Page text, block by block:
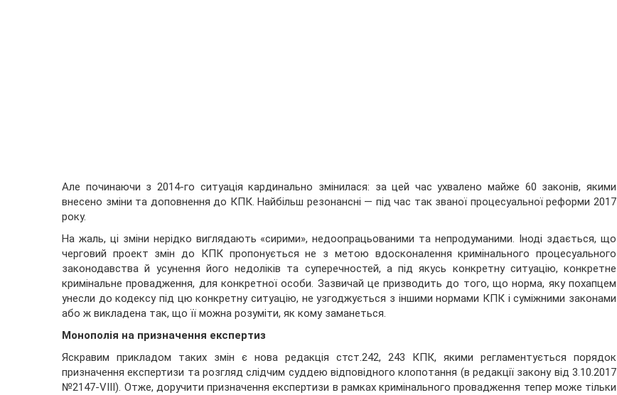
Але починаючи з 2014-го ситуація кардинально змінилася: за цей час ухвалено майже 60 законів, якими
внесено зміни та доповнення до КПК. Найбільш резонансні — під час так званої процесуальної реформи 2017
року.
На жаль, ці зміни нерідко виглядають «сирими», недоопрацьованими та непродуманими. Іноді здається, що
черговий проект змін до КПК пропонується не з метою вдосконалення кримінального процесуального
законодавства й усунення його недоліків та суперечностей, а під якусь конкретну ситуацію, конкретне
кримінальне провадження, для конкретної особи. Зазвичай це призводить до того, що норма, яку похапцем
унесли до кодексу під цю конкретну ситуацію, не узгоджується з іншими нормами КПК і суміжними законами
або ж викладена так, що її можна розуміти, як кому заманеться.
Монополія на призначення експертиз
Яскравим прикладом таких змін є нова редакція стст.242, 243 КПК, якими регламентується порядок
призначення експертизи та розгляд слідчим суддею відповідного клопотання (в редакції закону від 3.10.2017
№2147-VIII). Отже, доручити призначення експертизи в рамках кримінального провадження тепер може тільки